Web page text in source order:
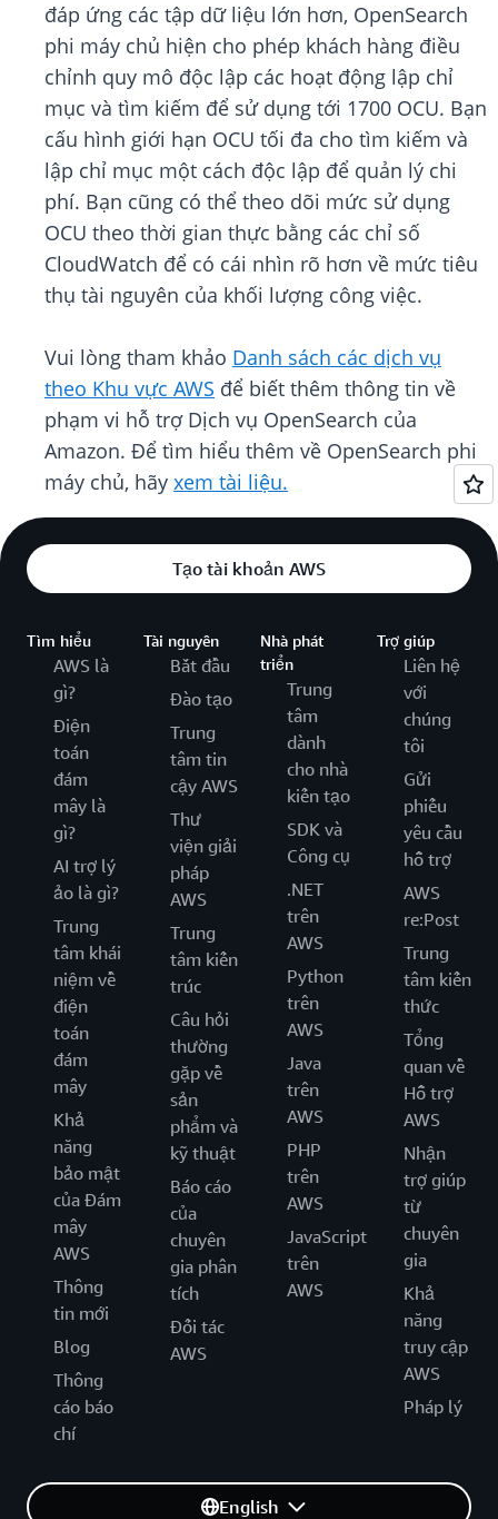
đáp ứng các tập dữ liệu lớn hơn, OpenSearch
phi máy chủ hiện cho phép khách hàng điều
chỉnh quy mô độc lập các hoạt động lập chỉ
mục và tìm kiếm để sử dụng tới 1700 OCU. Bạn
cấu hình giới hạn OCU tối đa cho tìm kiếm và
lập chỉ mục một cách độc lập để quản lý chi
phí. Bạn cũng có thể theo dõi mức sử dụng
OCU theo thời gian thực bằng các chỉ số
CloudWatch để có cái nhìn rõ hơn về mức tiêu
thụ tài nguyên của khối lượng công việc.
Vui lòng tham khảo Danh sách các dịch vụ
theo Khu vực AWS để biết thêm thông tin về
phạm vi hỗ trợ Dịch vụ OpenSearch của
Amazon. Để tìm hiểu thêm về OpenSearch phi
máy chủ, hãy xem tài liệu.
Tạo tài khoản AWS
Tìm hiểu
AWS là
gì?
Điện
toán
đám
mây là
gì?
AI trợ lý
ảo là gì?
Trung
tâm khái
niệm về
điện
toán
đám
mây
Khả
năng
bảo mật
của Đám
mây
AWS
Thông
tin mới
Blog
Thông
cáo báo
chí
Tài nguyên
Bắt đầu
Đào tạo
Trung
tâm tin
cậy AWS
Thư
viện giải
pháp
AWS
Trung
tâm kiến
trúc
Câu hỏi
thường
gặp về
sản
phẩm và
kỹ thuật
Báo cáo
của
chuyên
gia phân
tích
Đối tác
AWS
Nhà phát
triển
Trung
tâm
dành
cho nhà
kiến tạo
SDK và
Công cụ
.NET
trên
AWS
Python
trên
AWS
Java
trên
AWS
PHP
trên
AWS
JavaScript
trên
AWS
Trợ giúp
Liên hệ
với
chúng
tôi
Gửi
phiếu
yêu cầu
hỗ trợ
AWS
re:Post
Trung
tâm kiến
thức
Tổng
quan về
Hỗ trợ
AWS
Nhận
trợ giúp
từ
chuyên
gia
Khả
năng
truy cập
AWS
Pháp lý
English